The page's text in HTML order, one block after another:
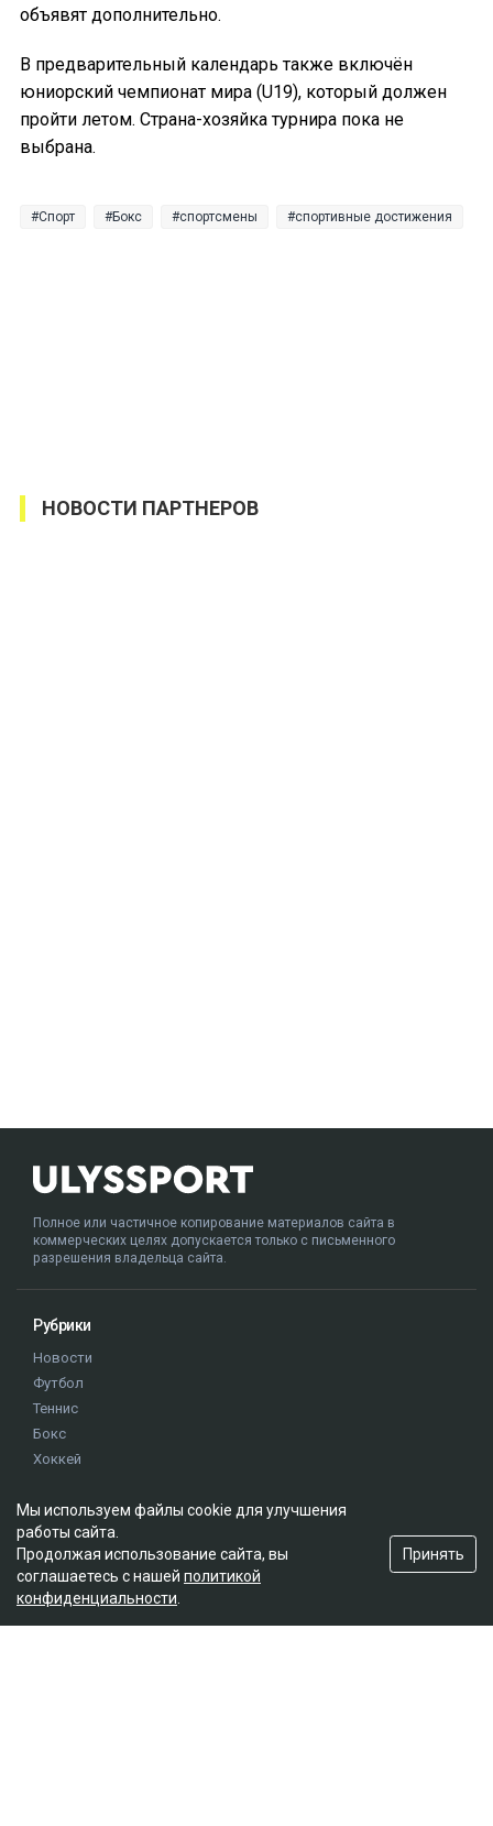
объявят дополнительно.
В предварительный календарь также включён
юниорский чемпионат мира (U19), который должен
пройти летом. Страна-хозяйка турнира пока не
выбрана.
Спорт Бокс спортсмены спортивные достижения
НОВОСТИ ПАРТНЕРОВ
Полное или частичное копирование материалов сайта в
коммерческих целях допускается только с письменного
разрешения владельца сайта.
Рубрики
Новости
Футбол
Теннис
Бокс
Хоккей
Истории
Олимпиада
Редакция
О проекте
Мы используем файлы cookie для улучшения
работы сайта.
Продолжая использование сайта, вы
соглашаетесь с нашей политикой
конфиденциальности
Принять